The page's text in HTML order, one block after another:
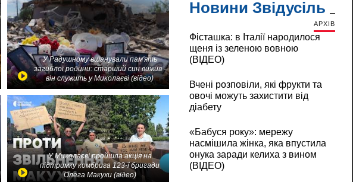
У Радушному вшанували пам'ять
загиблої родини: старший син вижив -
він служить у Миколаєві (відео)
У Миколаєві пройшла акція на
підтримку комбрига 123-ї бригади
Олега Макухи (відео)
Новини Звідусіль
АРХІВ
Фісташка: в Італії народилося
щеня із зеленою вовною
(ВІДЕО)
Вчені розповіли, які фрукти та
овочі можуть захистити від
діабету
«Бабуся року»: мережу
насмішила жінка, яка впустила
онука заради келиха з вином
(ВІДЕО)